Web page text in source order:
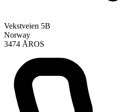
Vekstveien 5B
Norway
3474 ÅROS